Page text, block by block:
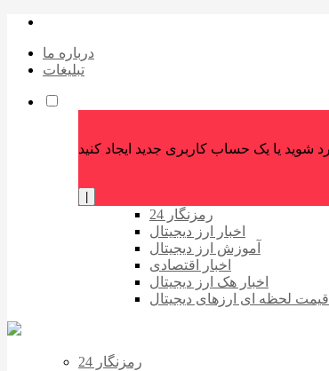
درباره ما
تبلیغات
رمزنگار 24
اخبار ارز دیجیتال
آموزش ارز دیجیتال
اخبار اقتصادی
اخبار هک ارز دیجیتال
قیمت لحظه ای ارزهای دیجیتال
رمزنگار 24